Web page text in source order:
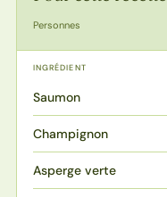
Personnes
INGRÉDIENT
Saumon
Champignon
Asperge verte